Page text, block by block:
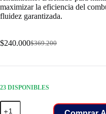
maximizar la eficiencia del
fluidez garantizada.
$369.200
Original
was:
$240.000Current
is:
23 DISPONIBLES
Aceite